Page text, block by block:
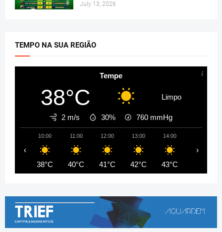
July 13, 2026
TEMPO NA SUA REGIÃO
Tempe
38°C Limpo
2 m/s 30% 760 mmHg
10:00
38°C
11:00
40°C
12:00
41°C
13:00
42°C
14:00
43°C
‹ ›